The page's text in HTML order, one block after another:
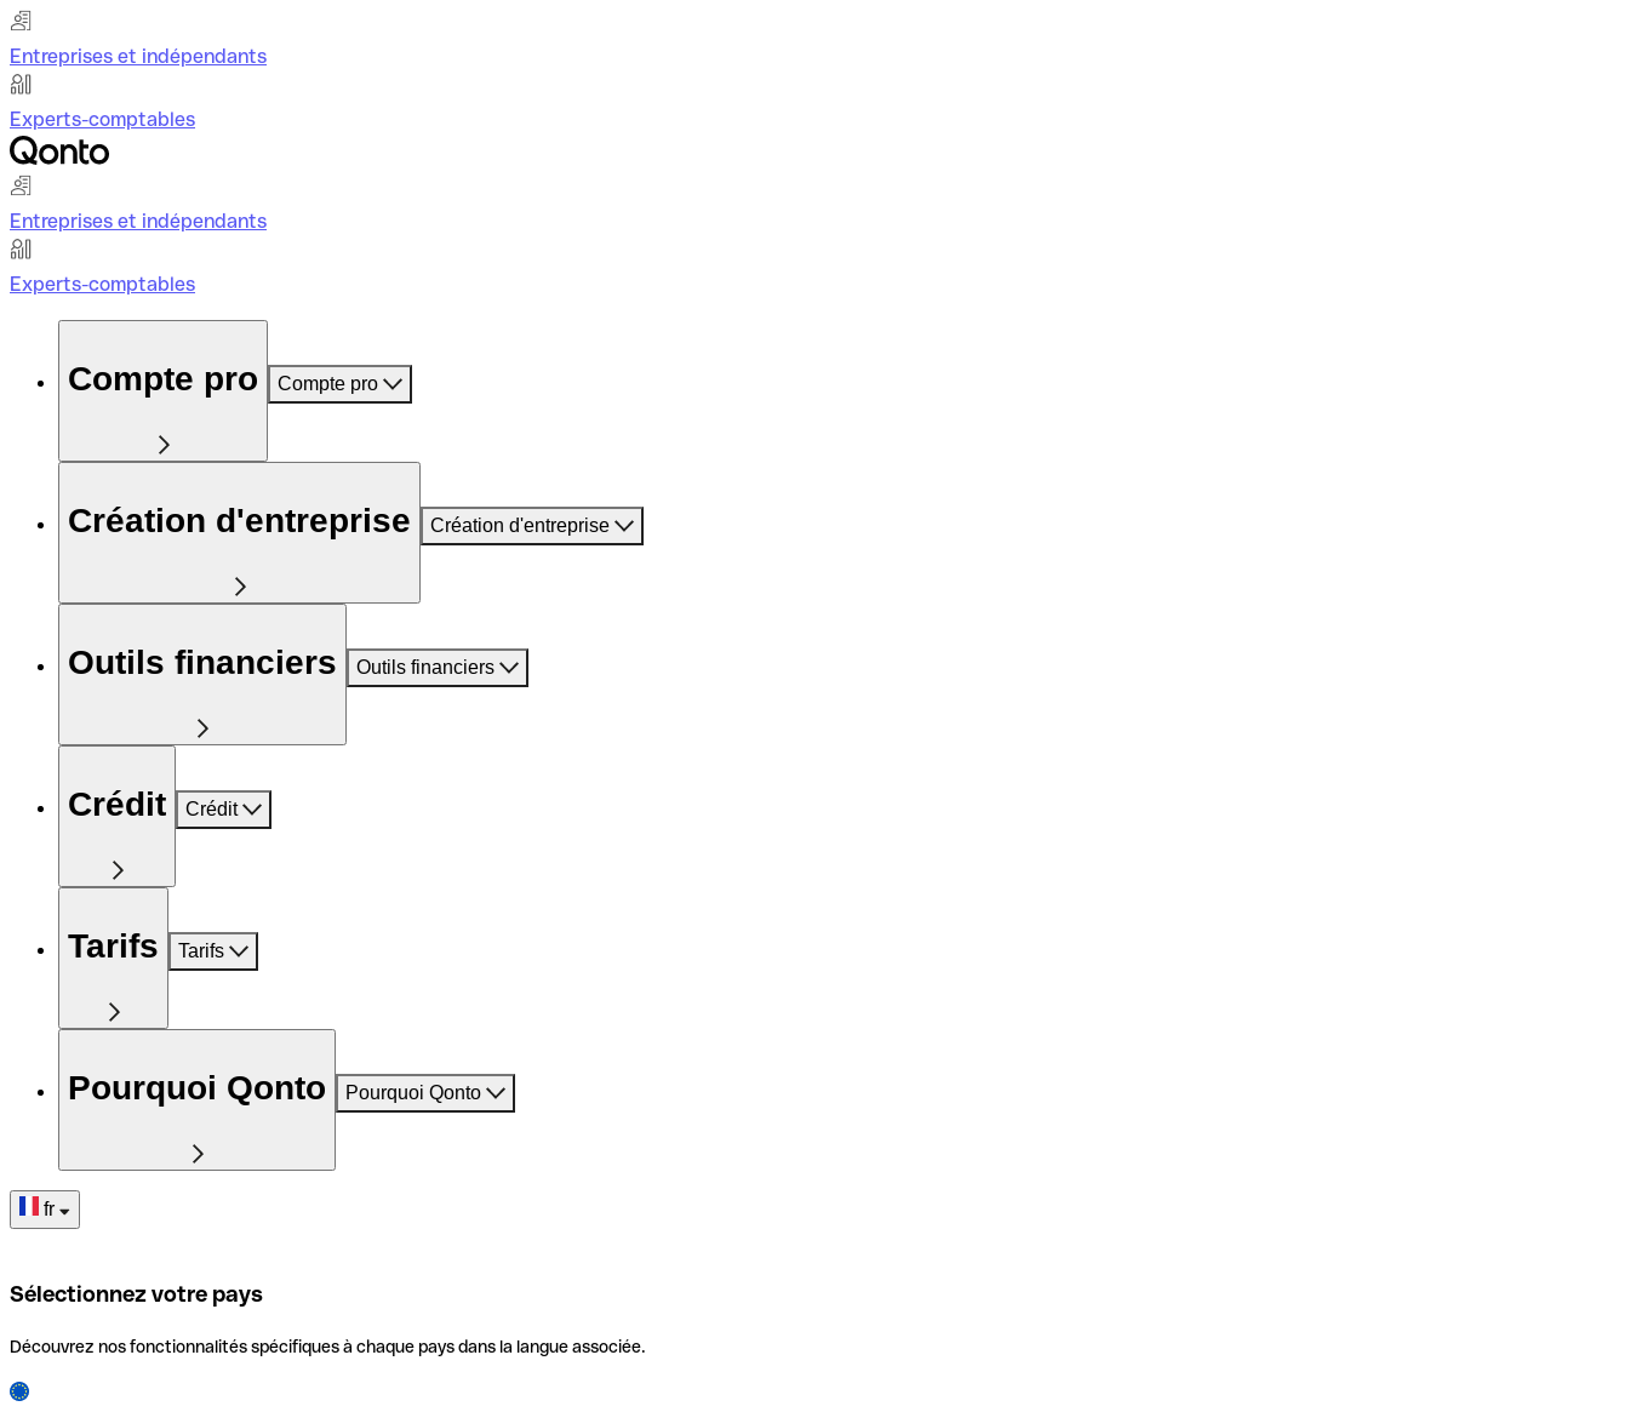
Entreprises et indépendants
Experts-comptables
Entreprises et indépendants
Experts-comptables
Compte pro Compte pro
Création d'entreprise Création d'entreprise
Outils financiers Outils financiers
Crédit Crédit
Tarifs Tarifs
Pourquoi Qonto Pourquoi Qonto
fr
Sélectionnez votre pays
Découvrez nos fonctionnalités spécifiques à chaque pays dans la langue associée.